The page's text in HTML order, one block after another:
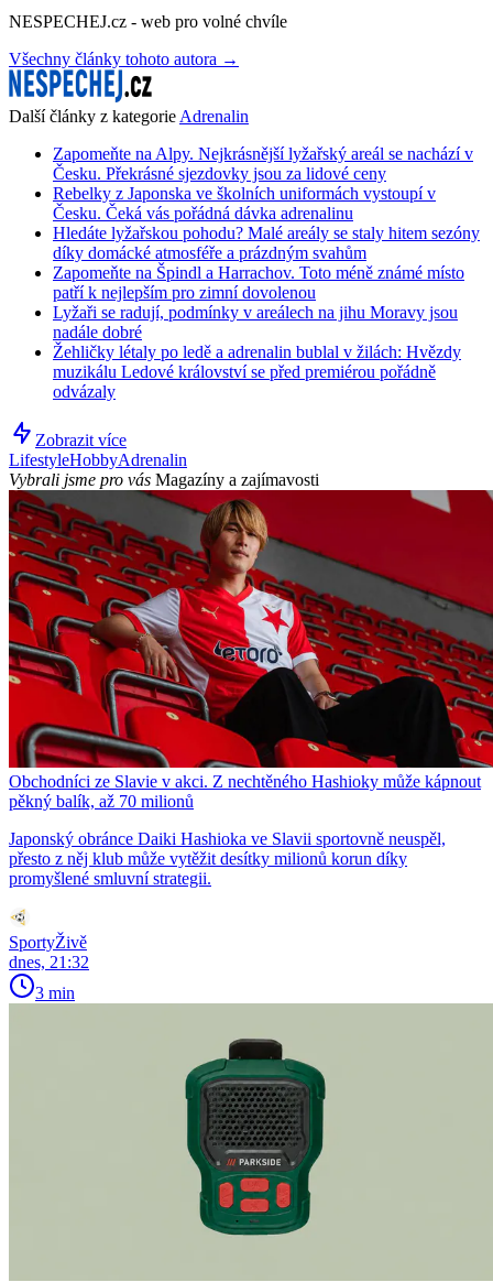
NESPECHEJ.cz - web pro volné chvíle
Všechny články tohoto autora →
Další články z kategorie Adrenalin
Zapomeňte na Alpy. Nejkrásnější lyžařský areál se nachází v
Česku. Překrásné sjezdovky jsou za lidové ceny
Rebelky z Japonska ve školních uniformách vystoupí v
Česku. Čeká vás pořádná dávka adrenalinu
Hledáte lyžařskou pohodu? Malé areály se staly hitem sezóny
díky domácké atmosféře a prázdným svahům
Zapomeňte na Špindl a Harrachov. Toto méně známé místo
patří k nejlepším pro zimní dovolenou
Lyžaři se radují, podmínky v areálech na jihu Moravy jsou
nadále dobré
Žehličky létaly po ledě a adrenalin bublal v žilách: Hvězdy
muzikálu Ledové království se před premiérou pořádně
odvázaly
Zobrazit více
LifestyleHobbyAdrenalin
Vybrali jsme pro vás Magazíny a zajímavosti
Obchodníci ze Slavie v akci. Z nechtěného Hashioky může kápnout
pěkný balík, až 70 milionů
Japonský obránce Daiki Hashioka ve Slavii sportovně neuspěl,
přesto z něj klub může vytěžit desítky milionů korun díky
promyšlené smluvní strategii.
SportyŽivě
dnes, 21:32
3 min